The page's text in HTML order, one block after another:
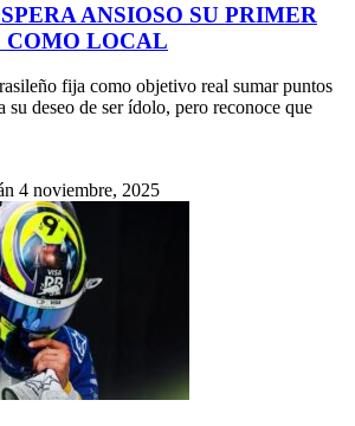
ANSIOSO SU PRIMER
COMO LOCAL
fija como objetivo real sumar puntos
su deseo de ser ídolo, pero reconoce que
4 noviembre, 2025